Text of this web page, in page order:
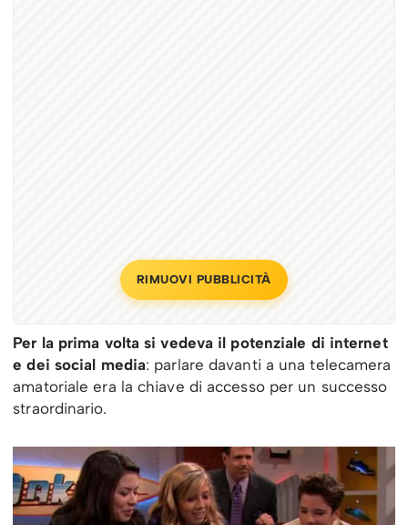
RIMUOVI PUBBLICITÀ
Per la prima volta si vedeva il potenziale di internet
e dei social media: parlare davanti a una telecamera
amatoriale era la chiave di accesso per un successo
straordinario.